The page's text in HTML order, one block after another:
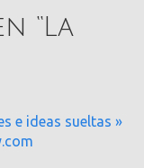
“La
e ideas sueltas »